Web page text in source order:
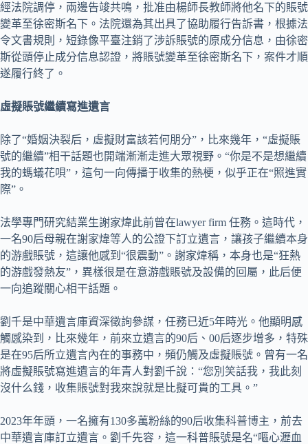
經法院調停，兩邊告竣共鳴，批准由楊師長教師將他名下的賬號
變革至徐密斯名下。法院還為其出具了協助履行告訴書，根據法
令文書規則，短錄像平臺注銷了涉訴賬號的原成分信息，由徐密
斯從頭停止成分信息認證，將賬號變革至徐密斯名下，案件才順
遂履行終了。
虛擬賬號繼續寫進遺言
除了“婚姻決裂后，虛擬財富該若何朋分”，比來幾年，“虛擬賬
號的繼續”相干話題也開端漸漸走進大眾視野。“你是不是想繼續
我的螞蟻花唄”，這句一向傳播于收集的熱梗，似乎正在“照進實
際”。
法學專門研究結業生謝家煒此前曾在lawyer firm 任務。這時代，
一名90后母親在謝家煒等人的公證下訂立遺言，讓孩子繼續本身
的游戲賬號，這讓他感到“很震動”。謝家煒稱，本身也是“狂熱
的游戲發熱友”，異樣很是在意游戲賬號及設備的回屬，此后便
一向追蹤關心相干話題。
劉千是中華遺言庫資深徵詢參謀，任務已近5年時光。他顯明感
觸感染到，比來幾年，前來立遺言的90后、00后逐步增多，特殊
是在95后所立遺言內在的事務中，頻仍觸及虛擬賬號。曾有一名
將虛擬賬號寫進遺言的年青人對劉千說：“您別笑話我，我此刻
沒什么錢，收集賬號對我來說就是比擬可貴的工具。”
2023年年頭，一名擁有130多萬粉絲的90后收集科普博主，前去
中華遺言庫訂立遺言。劉千先容，這一科普賬號是名“嘔心瀝血